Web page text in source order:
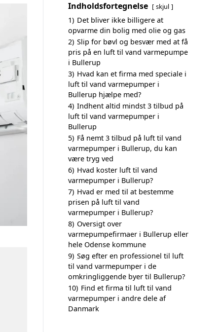
Indholdsfortegnelse skjul
1) Det bliver ikke billigere at
opvarme din bolig med olie og gas
2) Slip for bøvl og besvær med at få
pris på en luft til vand varmepumpe
i Bullerup
3) Hvad kan et firma med speciale i
luft til vand varmepumper i
Bullerup hjælpe med?
4) Indhent altid mindst 3 tilbud på
luft til vand varmepumper i
Bullerup
5) Få nemt 3 tilbud på luft til vand
varmepumper i Bullerup, du kan
være tryg ved
6) Hvad koster luft til vand
varmepumper i Bullerup?
7) Hvad er med til at bestemme
prisen på luft til vand
varmepumper i Bullerup?
8) Oversigt over
varmepumpefirmaer i Bullerup eller
hele Odense kommune
9) Søg efter en professionel til luft
til vand varmepumper i de
omkringliggende byer til Bullerup?
10) Find et firma til luft til vand
varmepumper i andre dele af
Danmark